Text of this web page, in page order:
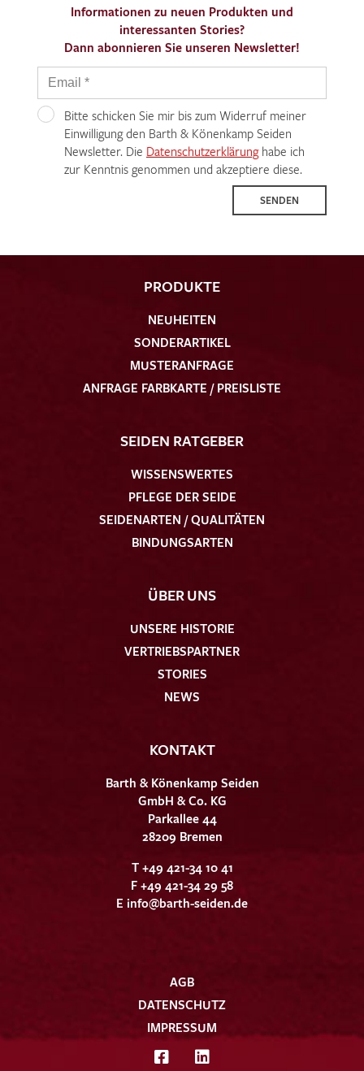
Informationen zu neuen Produkten und
interessanten Stories?
Dann abonnieren Sie unseren Newsletter!
Bitte schicken Sie mir bis zum Widerruf meiner
Einwilligung den Barth & Könenkamp Seiden
Newsletter. Die Datenschutzerklärunghabe ich
zur Kenntnis genommen und akzeptiere diese.
SENDEN
PRODUKTE
NEUHEITEN
SONDERARTIKEL
MUSTERANFRAGE
ANFRAGE FARBKARTE / PREISLISTE
SEIDEN RATGEBER
WISSENSWERTES
PFLEGE DER SEIDE
SEIDENARTEN / QUALITÄTEN
BINDUNGSARTEN
ÜBER UNS
UNSERE HISTORIE
VERTRIEBSPARTNER
STORIES
NEWS
KONTAKT
Barth & Könenkamp Seiden
GmbH & Co. KG
Parkallee 44
28209 Bremen
T +49 421-34 10 41
F +49 421-34 29 58
E info@barth-seiden.de
AGB
DATENSCHUTZ
IMPRESSUM